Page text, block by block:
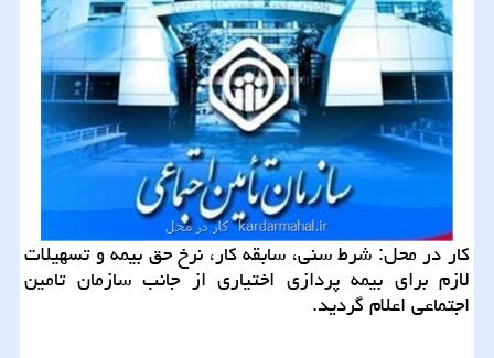
كار در محل: شرط سنی، سابقه كار، نرخ حق بیمه و تسهیلات
لازم برای بیمه پردازی اختیاری از جانب سازمان تامین
اجتماعی اعلام گردید.